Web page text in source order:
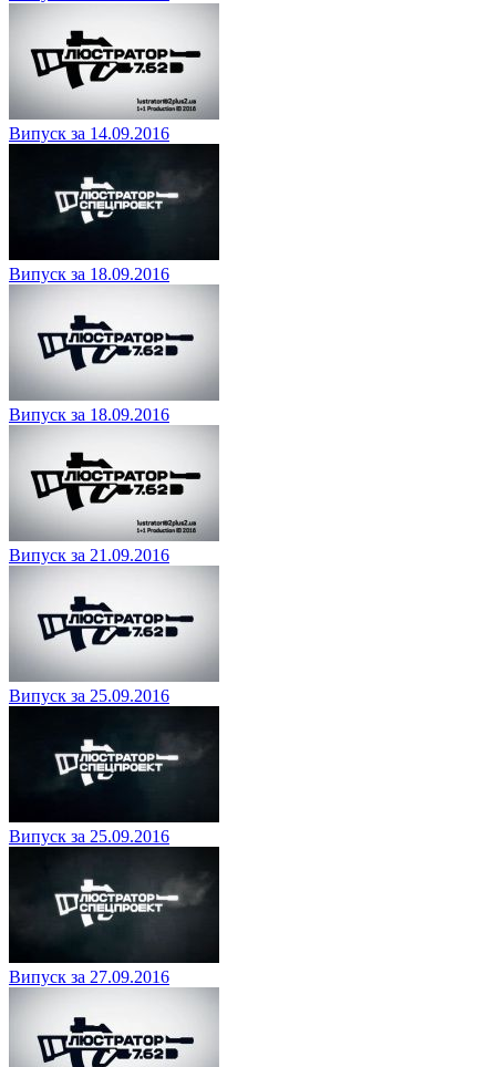
Випуск за 14.09.2016
Випуск за 18.09.2016
Випуск за 18.09.2016
Випуск за 21.09.2016
Випуск за 25.09.2016
Випуск за 25.09.2016
Випуск за 27.09.2016